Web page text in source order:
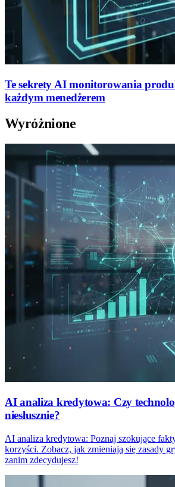
Te sekrety AI monitorowania
każdym menedżerem
Wyróżnione
AI analiza kredytowa: Czy
niesłusznie?
AI analiza kredytowa: Poznaj szokujące
korzyści. Zobacz, jak zmieniają się zasady
zanim zdecydujesz!